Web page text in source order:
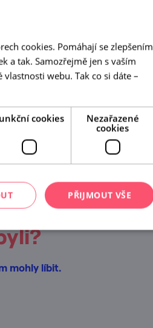
mohly líbit.
cookies. Pomáhají se zlepšením
a tak. Samozřejmě jen s vaším
webu. Tak co si dáte –
cookies
Nezařazené
cookies
PŘIJMOUT VŠE